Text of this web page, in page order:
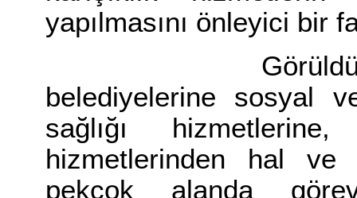
yapılmasını önleyici bir
Görüldüğü
belediyelerine sosyal
sağlığı
hizmetlerinden hal ve
pekçok alanda